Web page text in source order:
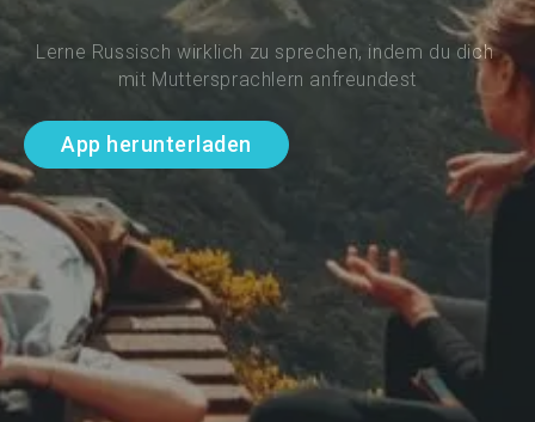
Lerne Russisch wirklich zu sprechen, indem du dich
mit Muttersprachlern anfreundest
App herunterladen